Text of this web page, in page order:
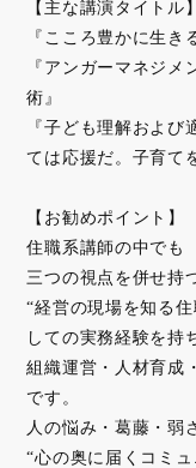
【主な講演タイトル】
『こころ豊かに生
『アンガーマネジ
術』
『子ども理解およ
ては応援だ。子育
【お勧めポイント】
住職系講師の中でも
三つの視点を併せ持
“経営の現場を知る
しての実務経験を持
組織運営・人材育成
です。
人の悩み・葛藤・弱
“心の奥に届くコミ